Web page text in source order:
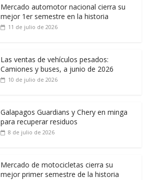
Mercado automotor nacional cierra su
mejor 1er semestre en la historia
11 de julio de 2026
Las ventas de vehículos pesados:
Camiones y buses, a junio de 2026
10 de julio de 2026
Galapagos Guardians y Chery en minga
para recuperar residuos
8 de julio de 2026
Mercado de motocicletas cierra su
mejor primer semestre de la historia